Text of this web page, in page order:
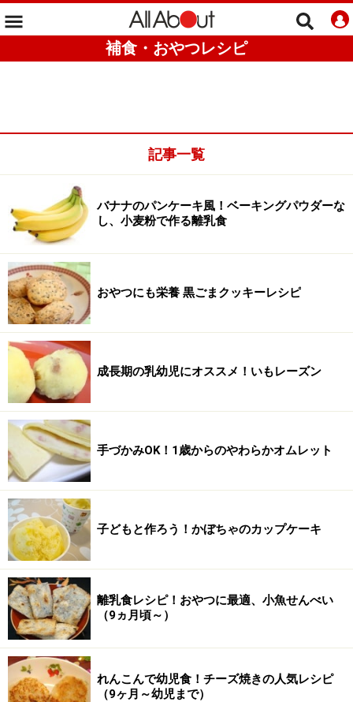
補食・おやつレシピ
記事一覧
バナナのパンケーキ風！ベーキングパウダーな
し、小麦粉で作る離乳食
おやつにも栄養 黒ごまクッキーレシピ
成長期の乳幼児にオススメ！いもレーズン
手づかみOK！1歳からのやわらかオムレット
子どもと作ろう！かぼちゃのカップケーキ
離乳食レシピ！おやつに最適、小魚せんべい
（9ヵ月頃～）
れんこんで幼児食！チーズ焼きの人気レシピ
（9ヶ月～幼児まで）